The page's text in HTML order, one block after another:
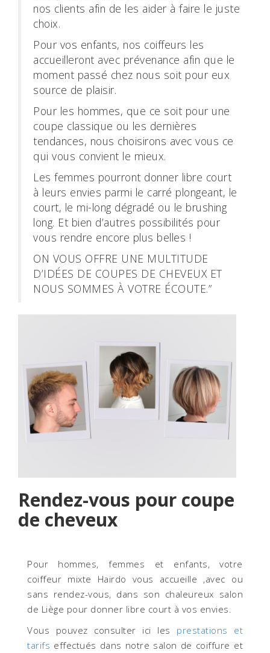
nos clients afin de les aider à faire le juste
choix.
Pour vos enfants, nos coiffeurs les
accueilleront avec prévenance afin que le
moment passé chez nous soit pour eux
source de plaisir.
Pour les hommes, que ce soit pour une
coupe classique ou les dernières
tendances, nous choisirons avec vous ce
qui vous convient le mieux.
Les femmes pourront donner libre court
à leurs envies parmi le carré plongeant, le
court, le mi-long dégradé ou le brushing
long. Et bien d’autres possibilités pour
vous rendre encore plus belles !
ON VOUS OFFRE UNE MULTITUDE
D’IDÉES DE COUPES DE CHEVEUX ET
NOUS SOMMES À VOTRE ÉCOUTE.”
Rendez-vous pour coupe
de cheveux
Pour hommes, femmes et enfants, votre
coiffeur mixte Hairdo vous accueille ,avec ou
sans rendez-vous, dans son chaleureux salon
de Liège pour donner libre court à vos envies.
Vous pouvez consulter ici les prestations et
tarifs effectués dans notre salon de coiffure et